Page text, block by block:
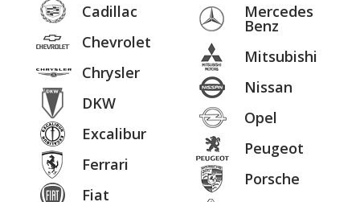
Cadillac
Chevrolet
Chrysler
DKW
Excalibur
Ferrari
Fiat
Mercedes
Benz
Mitsubishi
Nissan
Opel
Peugeot
Porsche